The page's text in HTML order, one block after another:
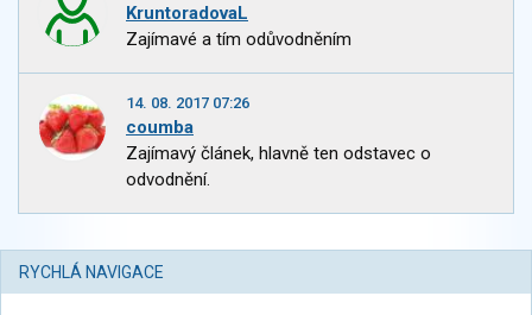
KruntoradovaL
Zajímavé a tím odůvodněním
14. 08. 2017 07:26
coumba
Zajímavý článek, hlavně ten odstavec o
odvodnění.
RYCHLÁ NAVIGACE